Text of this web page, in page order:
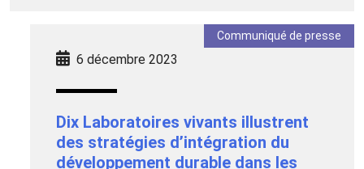
6 décembre 2023
Communiqué de presse
Dix Laboratoires vivants illustrent
des stratégies d’intégration du
développement durable dans les